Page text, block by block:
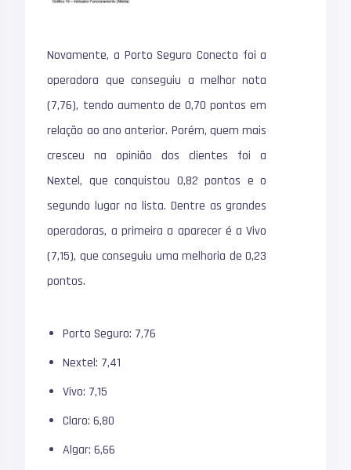
Novamente, a Porto Seguro Conecta foi a
operadora que conseguiu a melhor nota
(7,76), tendo aumento de 0,70 pontos em
relação ao ano anterior. Porém, quem mais
cresceu na opinião dos clientes foi a
Nextel, que conquistou 0,82 pontos e o
segundo lugar na lista. Dentre as grandes
operadoras, a primeira a aparecer é a Vivo
(7,15), que conseguiu uma melhoria de 0,23
pontos.
Porto Seguro: 7,76
Nextel: 7,41
Vivo: 7,15
Claro: 6,80
Algar: 6,66